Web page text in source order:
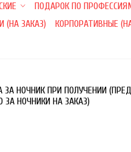
ПОДАРОК ПО
(НА ЗАКАЗ) КОРПОРАТИВНЫЕ
ЗА НОЧНИК ПРИ ПОЛУЧЕНИИ
ЗА НОЧНИКИ НА ЗАКАЗ)